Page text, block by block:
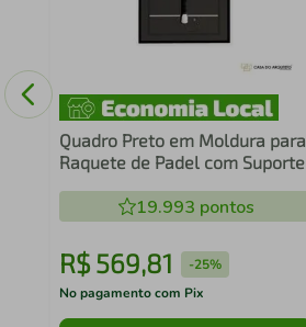
Quadro Preto em Moldura para
Raquete de Padel com Suporte
19.993 pontos
R$ 569,81 -25%
No pagamento com Pix